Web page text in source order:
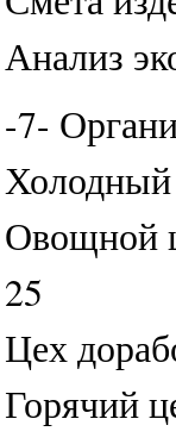
-7-
25
Цех